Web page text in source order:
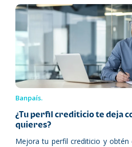
Banpaís.
¿Tu perfil crediticio te deja
quieres?
Mejora tu perfil crediticio y obtén